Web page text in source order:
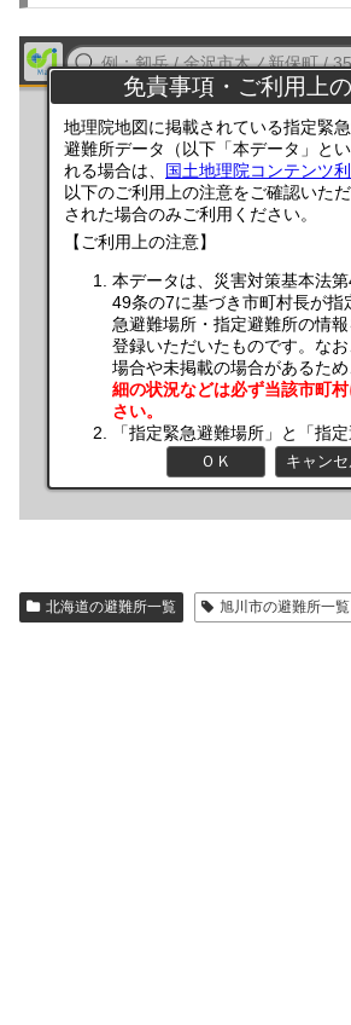
北海道の避難所一覧 旭川市の避難所一覧